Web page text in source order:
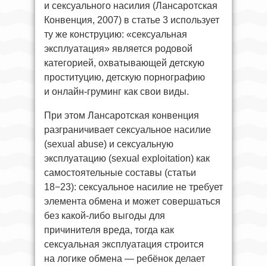
и сексуального насилия (Лансаротская
Конвенция, 2007) в статье 3 использует
ту же конструцию: «сексуальная
эксплуатация» является родовой
категорией, охватывающей детскую
проституцию, детскую порнографию
и онлайн-груминг как свои виды.
При этом Лансаротская конвенция
разграничивает сексуальное насилие
(sexual abuse) и сексуальную
эксплуатацию (sexual exploitation) как
самостоятельные составы (статьи
18−23): сексуальное насилие не требует
элемента обмена и может совершаться
без какой-либо выгоды для
причинителя вреда, тогда как
сексуальная эксплуатация строится
на логике обмена — ребёнок делает